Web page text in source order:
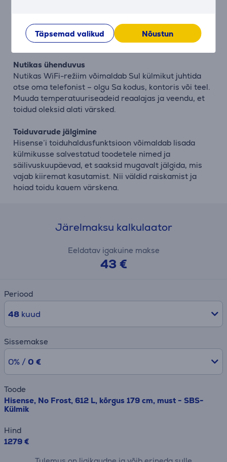
Täpsemad valikud Nõustun
mitte ainult ei pikenda seadme eluiga, vaid aitab ka
raha säästa.
Nutikas ühenduvus
Nutikas WiFi-režiim võimaldab Sul külmikut juhtida
otse oma telefonist – olgu Sa kodus, kontoris või teel.
Muuda temperatuuriseadeid reaalajas ja veendu, et
toidud oleksid alati värsked.
Toiduvarude jälgimine
Hisense’i toiduhaldusfunktsioon võimaldab lisada
külmikusse salvestatud toodetele nimed ja
säilivuskuupäevad, et saaksid mugavalt jälgida, mis
vajab kiiremat kasutamist. Nii väldid raiskamist ja
hoiad toidu kauem värskena.
Järelmaksu kalkulaator
Eeldatav igakuine makse
43 €
Periood
48kuud
Sissemakse
0% / 0 €
Toode
Hisense, No Frost, 612 L, kõrgus 179 cm, must - SBS-
Külmik
Hind
1279 €